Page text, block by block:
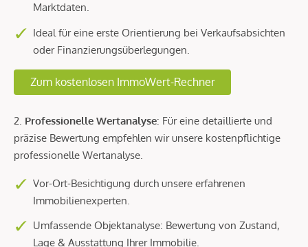
Marktdaten.
Ideal für eine erste Orientierung bei Verkaufsabsichten
oder Finanzierungsüberlegungen.
Zum kostenlosen ImmoWert-Rechner
2. Professionelle Wertanalyse: Für eine detaillierte und
präzise Bewertung empfehlen wir unsere kostenpflichtige
professionelle Wertanalyse.
Vor-Ort-Besichtigung durch unsere erfahrenen
Immobilienexperten.
Umfassende Objektanalyse: Bewertung von Zustand,
Lage & Ausstattung Ihrer Immobilie.